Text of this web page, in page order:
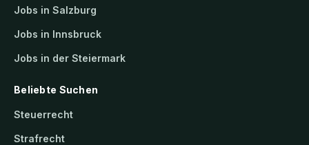
Jobs in Salzburg
Jobs in Innsbruck
Jobs in der Steiermark
Beliebte Suchen
Steuerrecht
Strafrecht